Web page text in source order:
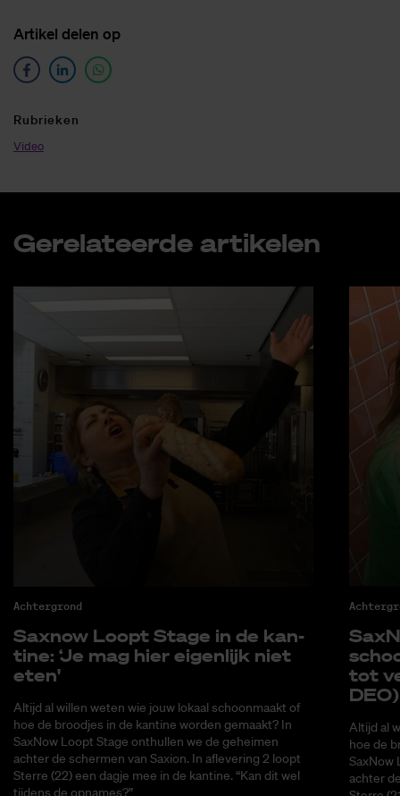
Ar­ti­kel de­len op
Ru­brie­ken
Video
Ge­re­la­teer­de ar­ti­ke­len
Achtergrond
Saxnow Loopt Sta­ge in de kan­
ti­ne: ‘Je mag hier ei­gen­lijk niet
eten'
Altijd al willen weten wie jouw lokaal schoonmaakt of
hoe de broodjes in de kantine worden gemaakt? In
SaxNow Loopt Stage onthullen we de geheimen
achter de schermen van Saxion. In aflevering 2 loopt
Sterre (22) een dagje mee in de kantine. “Kan dit wel
tijdens de opnames?”
tot
DEO)
Altijd al
hoe de
SaxNow
achter